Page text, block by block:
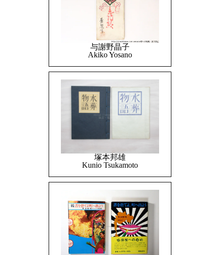
与謝野晶子
Akiko Yosano
塚本邦雄
Kunio Tsukamoto